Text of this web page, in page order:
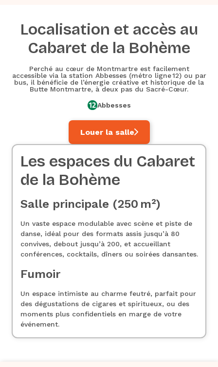
Localisation et accès au
Cabaret de la Bohème
Perché au cœur de Montmartre est facilement
accessible via la station Abbesses (métro ligne 12) ou par
bus, il bénéficie de l’énergie créative et historique de la
Butte Montmartre, à deux pas du Sacré-Cœur.
Abbesses
Louer la salle
Les espaces du Cabaret
de la Bohème
Salle principale (250 m²)
Un vaste espace modulable avec scène et piste de
danse, idéal pour des formats assis jusqu’à 80
convives, debout jusqu’à 200, et accueillant
conférences, cocktails, dîners ou soirées dansantes.
Fumoir
Un espace intimiste au charme feutré, parfait pour
des dégustations de cigares et spiritueux, ou des
moments plus confidentiels en marge de votre
événement.